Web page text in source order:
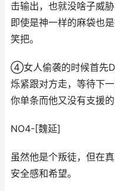
击输出，也就没啥子威
即使是神一样的麻袋也
笑把。
④女人偷袭的时候首先D
烁紧跟对方走，等待下
你单条而他又没有支援
NO4-[魏延]
虽然他是个叛徒，但在
安全感和希望。